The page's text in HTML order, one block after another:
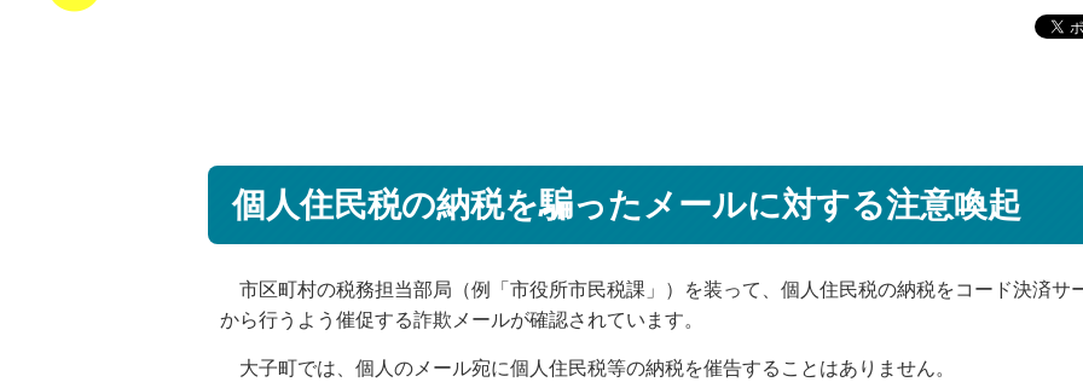
個人住民税の納税を騙ったメールに対する注意喚起
市区町村の税務担当部局（例「市役所市民税課」）を装って、個人住民税の納税をコード決済サ
から行うよう催促する詐欺メールが確認されています。
大子町では、個人のメール宛に個人住民税等の納税を催告することはありません。